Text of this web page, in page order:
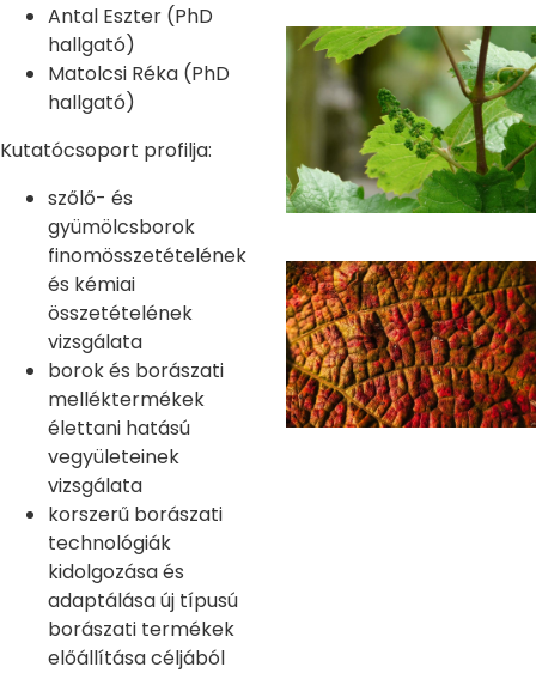
Antal Eszter (PhD
hallgató)
Matolcsi Réka (PhD
hallgató)
Kutatócsoport profilja:
szőlő- és
gyümölcsborok
finomösszetételének
és kémiai
összetételének
vizsgálata
borok és borászati
melléktermékek
élettani hatású
vegyületeinek
vizsgálata
korszerű borászati
technológiák
kidolgozása és
adaptálása új típusú
borászati termékek
előállítása céljából